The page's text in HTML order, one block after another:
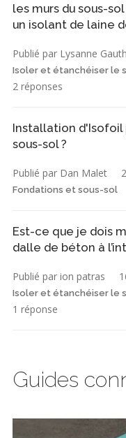
les murs du sous-
un isolant de laine
Publié par Lysanne
Isoler et étanchéiser le
2 réponses
Installation d'Isofoil
sous-sol ?
Publié par Dan Malet
Fondations et sous-sol
Est-ce que je dois
dalle de béton à
Publié par ion patras
Isoler et étanchéiser le
1 réponse
Guides